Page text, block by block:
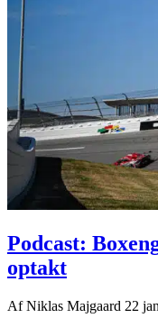
Podcast:
optakt
AfNiklas Majgaard 22